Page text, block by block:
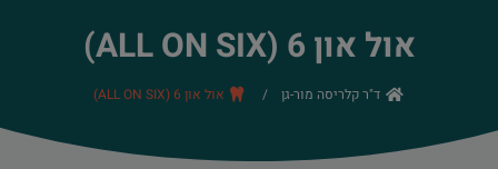
אול און 6 (ALL ON SIX)
ד"ר קלריסה מור-גן / אול און 6 (ALL ON SIX)